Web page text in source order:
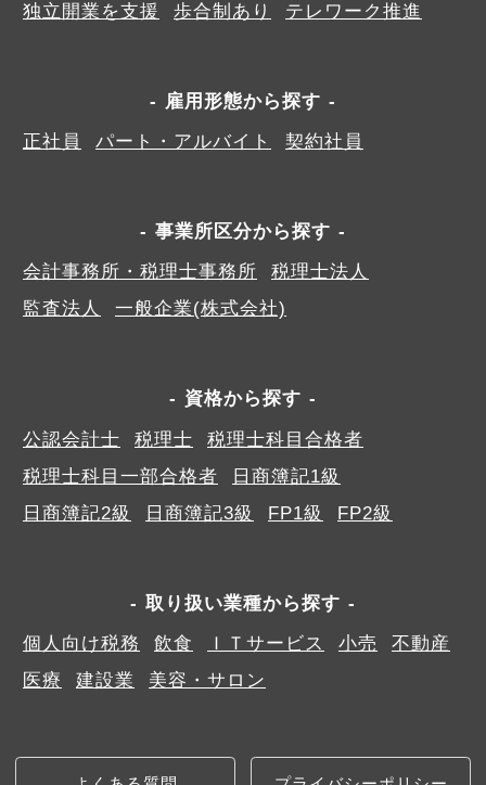
独立開業を支援
歩合制あり テレワーク推進
雇用形態から探す
正社員
パート・アルバイト 契約社員
事業所区分から探す
会計事務所・税理士事務所
税理士法人
監査法人
一般企業(株式会社)
資格から探す
公認会計士
税理士
税理士科目合格者
税理士科目一部合格者
日商簿記1級
日商簿記2級
日商簿記3級 FP1級 FP2級
取り扱い業種から探す
個人向け税務
飲食 ＩＴサービス 小売
不動産
医療
建設業 美容・サロン